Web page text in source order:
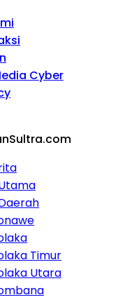
Cyber
Timur
Utara